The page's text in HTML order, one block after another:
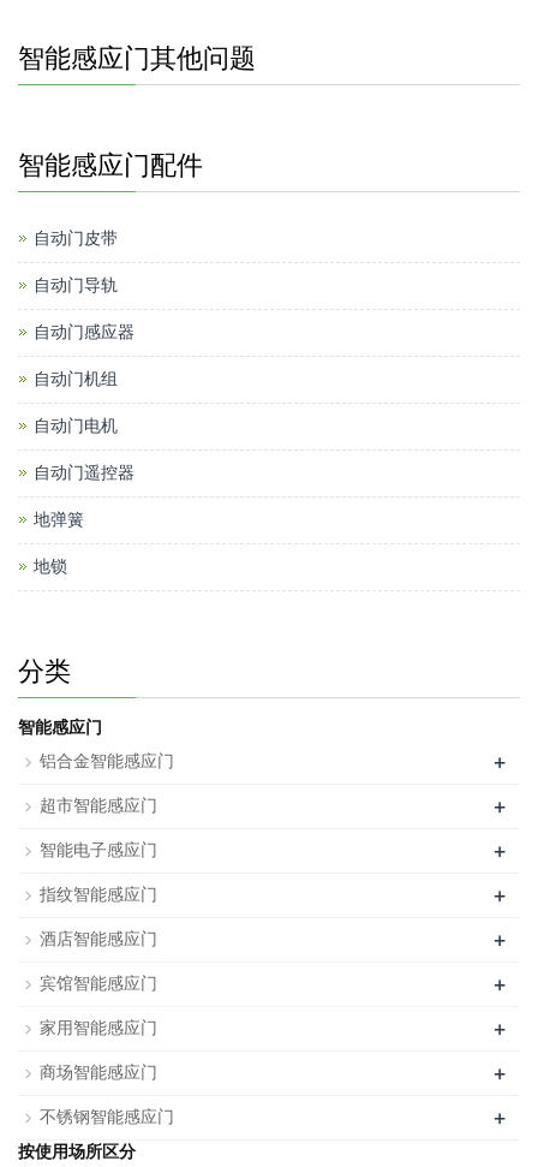
智能感应门其他问题
智能感应门配件
自动门皮带
自动门导轨
自动门感应器
自动门机组
自动门电机
自动门遥控器
地弹簧
地锁
分类
智能感应门
铝合金智能感应门
+
超市智能感应门 +
智能电子感应门 +
指纹智能感应门 +
酒店智能感应门 +
宾馆智能感应门 +
家用智能感应门 +
商场智能感应门 +
不锈钢智能感应门 +
按使用场所区分